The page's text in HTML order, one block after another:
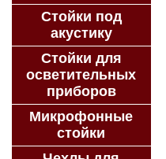
Стойки под
акустику
Стойки для
осветительных
приборов
Микрофонные
стойки